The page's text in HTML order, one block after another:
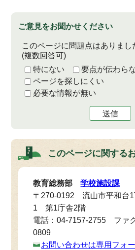
ご意見をお聞かせください
このページに問題点はありまし
(複数回答可)
特にない
要点が伝わら
ページを探しにくい
必要な情報が無い
送信
このページに関する
教育総務部学校施設課
〒270-0192 流山市平和台1
1 第1庁舎2階
電話：04-7157-2755 ファ
0809
お問い合わせは専用フォ